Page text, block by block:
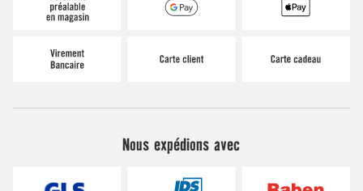
Nous expédions avec